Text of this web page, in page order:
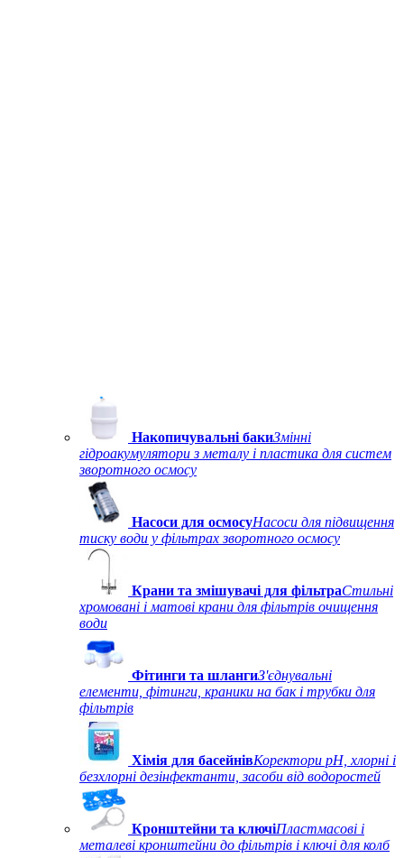
Накопичувальні бакиЗмінні
гідроакумулятори з металу і пластика для систем
зворотного осмосу
Насоси для осмосуНасоси для підвищення
тиску води у фільтрах зворотного осмосу
Крани та змішувачі для фільтраСтильні
хромовані і матові крани для фільтрів очищення
води
Фітинги та шлангиЗ'єднувальні
елементи, фітинги, краники на бак і трубки для
фільтрів
Хімія для басейнівКоректори рН, хлорні і
безхлорні дезінфектанти, засоби від водоростей
Кронштейни та ключіПластмасові і
металеві кронштейни до фільтрів і ключі для колб